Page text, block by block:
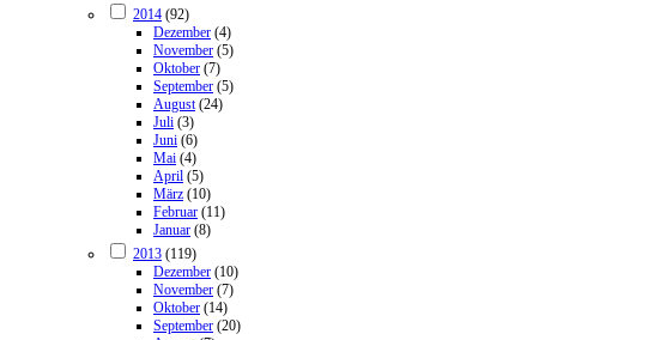
2014 (92)
Dezember (4)
November (5)
Oktober (7)
September (5)
August (24)
Juli (3)
Juni (6)
Mai (4)
April (5)
März (10)
Februar (11)
Januar (8)
2013 (119)
Dezember (10)
November (7)
Oktober (14)
September (20)